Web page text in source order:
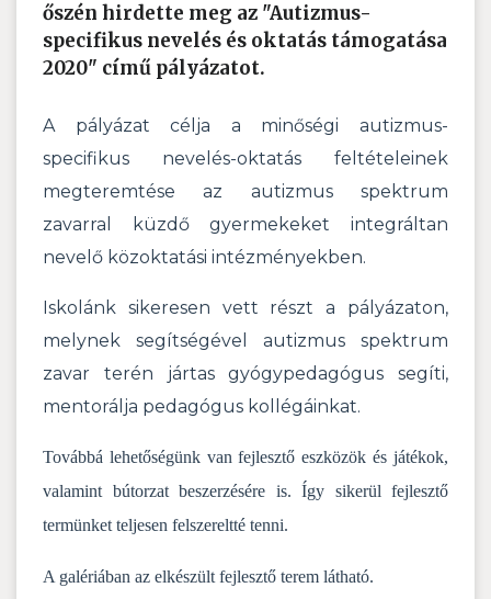
őszén hirdette meg az "Autizmus-
specifikus nevelés és oktatás támogatása
2020" című pályázatot.
A pályázat célja a minőségi autizmus-
specifikus nevelés-oktatás feltételeinek
megteremtése az autizmus spektrum
zavarral küzdő gyermekeket integráltan
nevelő közoktatási intézményekben.
Iskolánk sikeresen vett részt a pályázaton,
melynek segítségével autizmus spektrum
zavar terén jártas gyógypedagógus segíti,
mentorálja pedagógus kollégáinkat.
Továbbá lehetőségünk van fejlesztő eszközök és játékok,
valamint bútorzat beszerzésére is. Így sikerül fejlesztő
termünket teljesen felszereltté tenni.
A galériában az elkészült fejlesztő terem látható.